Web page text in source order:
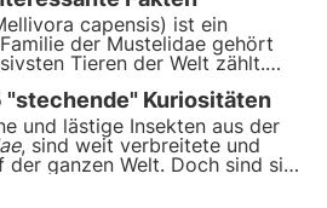
Umwelt für Bestäuber.
capensis) ist ein
der Mustelidae gehört
Tieren der Welt zählt.
gegen Schlangengift immun
erfahren Sie fünf interessante
"stechende" Kuriositäten
und lästige Insekten aus der
, sind weit verbreitete und
der ganzen Welt. Doch sind sie
wir oft denken? In diesem